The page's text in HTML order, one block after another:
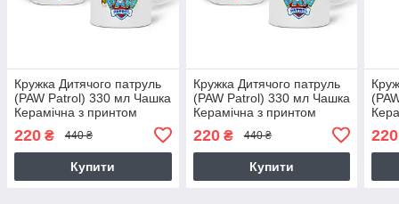
Кружка Дитячого патруль
(PAW Patrol) 330 мл Чашка
Керамічна з принтом
220 ₴ 440 ₴
Купити
Кружка Дитячого патруль
(PAW Patrol) 330 мл Чашка
Керамічна з принтом
220₴ 440 ₴
Купити
220